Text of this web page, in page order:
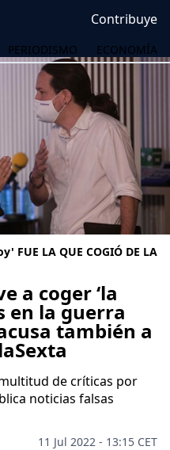
Contribuye
PERIODISMO ECONOMÍA
FUE LA QUE COGIÓ DE LA
a coger ‘la
en la guerra
también a
de críticas por
noticias falsas
11 Jul 2022 - 13:15 CET